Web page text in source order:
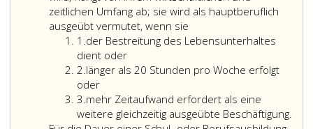
von
1 500 €
nicht
oder
den
vom
erst
des
eintreten,
nach
dieser
Sinne
Paragraph
als
Absatz
eins,
nicht
einen
im
Absatz
zeitlichen Umfang ab; sie wird als hauptberuflich
ausgeübt vermutet, wenn sie
1.Ziffer
eins
der Bestreitung des Lebensunterhaltes
dient oder
2.Ziffer
2
länger als 20 Stunden pro Woche erfolgt
oder
3.Ziffer
3
mehr Zeitaufwand erfordert als eine
weitere gleichzeitig ausgeübte Beschäftigung.